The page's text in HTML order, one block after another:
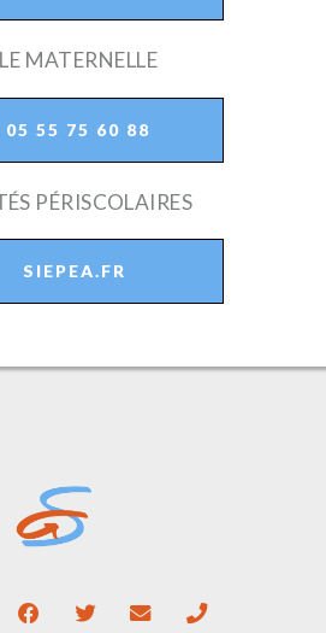
MATERNELLE
05 55 75 60 88
PÉRISCOLAIRES
SIEPEA.FR